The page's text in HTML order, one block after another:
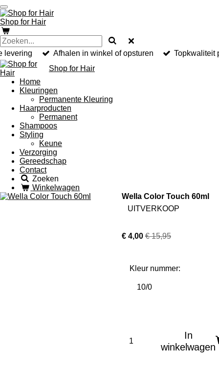
Ga
direct
naar
de
hoofdinhoud
Shop for Hair
levering Afhalen in winkel of opsturen
Topkwaliteit
Shop for Hair
Home
Kleuringen
Permanente Kleuring
Haarproducten
Permanent
Shampoos
Styling
Keune
Verzorging
Gereedschap
Contact
Zoeken
Winkelwagen
Wella Color Touch 60ml
UITVERKOOP
€ 4,00 € 15,95
Kleur nummer:
In
winkelwagen